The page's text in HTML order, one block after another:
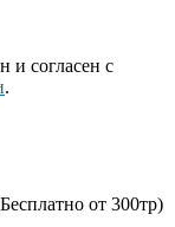
и согласен с
.
от 300тр)